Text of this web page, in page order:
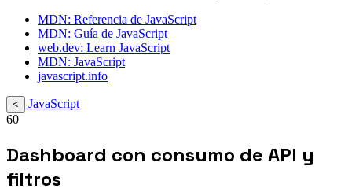
MDN: Referencia de JavaScript
MDN: Guía de JavaScript
web.dev: Learn JavaScript
MDN: JavaScript
javascript.info
<
JavaScript
60
Dashboard con consumo de API y
filtros